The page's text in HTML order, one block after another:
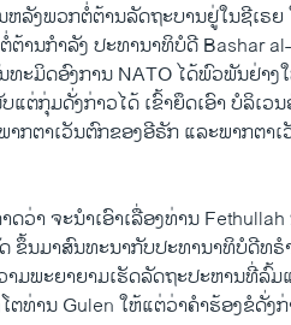
ລັງ​ພວກ​ຕໍ່ຕ້ານ​ລັດຖະບານ​ຢູ່ໃນ​ຊີ​ເຣຍ
ຕ້ານກຳລັງ ​ປະທານາທິບໍດີ Bashar
ະ​ມິດອົງການ NATO ​ໄດ້​ພົວພັນ​ຢ່າງ
ຕ່​ກຸ່ມ​ດັ່ງກ່າວ​ໄດ້​ ​ເຂົ້າ​ຍຶດ​ເອົາ ບໍລິ​ເວ
ກ​ຕາ​ເວັນ​ຕົກ​ຂອງ​ອີຣັກ ​ແລະ​ພາກ​ຕາ​
ວ່າ​ ຈະ​ນຳ​ເອົາ​ເລື່ອງ​ທ່ານ
ຂຶ້ນ​ມາ​ສົນທະນາ​ກັບປະທານາທິບໍດີ​ທຣໍ
ມ​ພະຍາຍາມ​ເຮັດ​ລັດຖະປະຫານ​ທີ່​ລົ້ມ​
ຕທ່ານ Gulen ໃຫ້ແຕ່​ວ່າ​ຄຳ​ຮ້ອງ​ຂໍ​ດັ່ງ​